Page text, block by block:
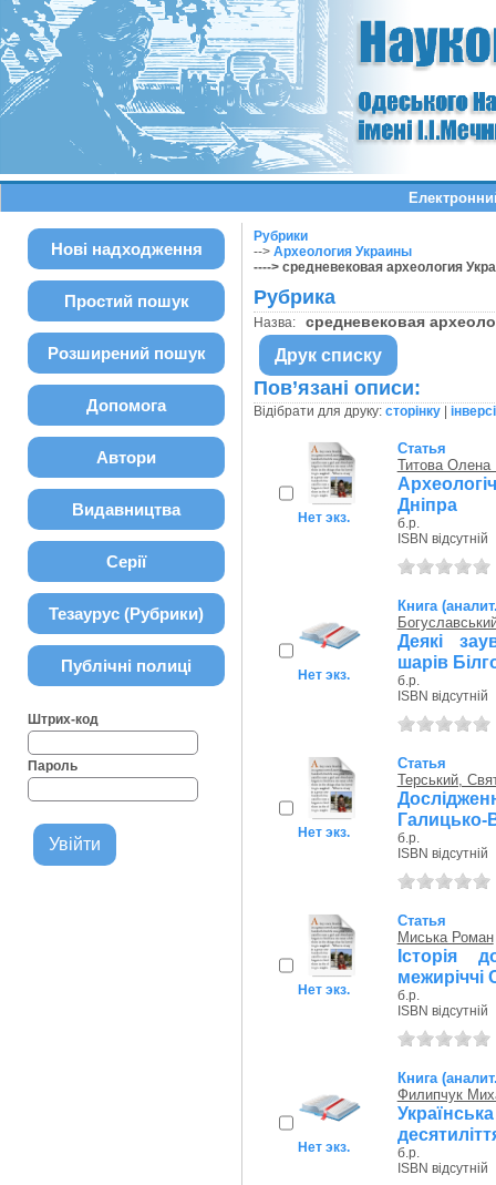
Нові надходження
Простий пошук
Розширений пошук
Допомога
Автори
Видавництва
Серії
Тезаурус (Рубрики)
Публічні полиці
Штрих-код
Пароль
Рубрики
--> Археология Украины
----> средневековая археология
Рубрика
Назва: средневековая
Друк списку
Пов’язані описи:
Відібрати для друку: сторінку|
Нет экз.
Статья
Титова Олена
Дніпра
б.р.
ISBN відсутній
Нет экз.
Книга
Деякі
шарів
б.р.
ISBN відсутній
Нет экз.
Статья
Терський,
Галицько-
б.р.
ISBN відсутній
Нет экз.
Статья
Миська Роман
Історія
межиріччі
б.р.
ISBN відсутній
Нет экз.
Книга
Филипчук
б.р.
ISBN відсутній